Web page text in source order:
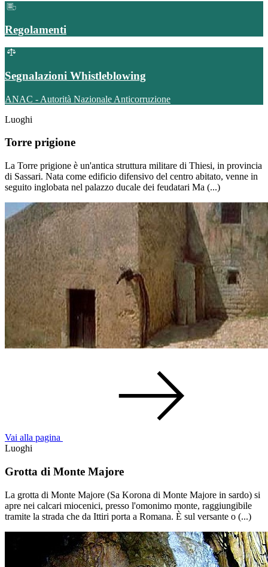
Regolamenti
Segnalazioni Whistleblowing
ANAC - Autorità Nazionale Anticorruzione
Luoghi
Torre prigione
La Torre prigione è un'antica struttura militare di Thiesi, in provincia
di Sassari. Nata come edificio difensivo del centro abitato, venne in
seguito inglobata nel palazzo ducale dei feudatari Ma (...)
Vai alla pagina
Luoghi
Grotta di Monte Majore
La grotta di Monte Majore (Sa Korona di Monte Majore in sardo) si
apre nei calcari miocenici, presso l'omonimo monte, raggiungibile
tramite la strada che da Ittiri porta a Romana. È sul versante o (...)